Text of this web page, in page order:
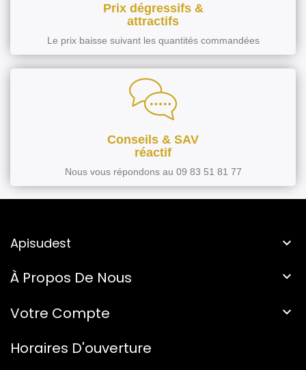
Prix dégressifs &
attractifs
Le prix baisse suivant les quantités commandées
Conseils & SAV
réactif
Nous vous répondons au 09 83 51 81 77
Apisudest 
À Propos De Nous 
Votre Compte 
Horaires D'ouverture